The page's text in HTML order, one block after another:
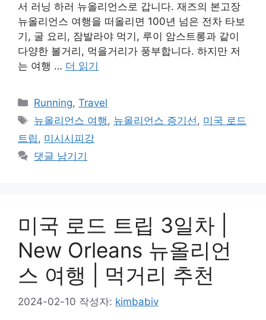
서 러닝 하러 뉴올리언스로 갑니다. 재즈의 본고장
뉴올리언스 여행을 떠올리면 100년 넘은 전차 타보
기, 굴 요리, 잠발라야 먹기, 루이 암스트롱과 같이
다양한 볼거리, 먹을거리가 풍부합니다. 하지만 저
는 여행 … 더 읽기
카
테
리
Running,Travel
태
그
뉴올리언스 여행, 뉴올리언스 증기선, 미국 로드
트립, 미시시피강
댓글 남기기
미국 로드 트립 3일차 |
New Orleans 뉴올리언
스 여행 | 먹거리 추천
2024-02-10 작성자: kimbabiv